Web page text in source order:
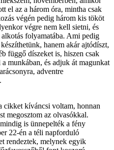
el az a három óra, mintha csak
végén pedig három kis tököt
végre nem kell sietni, és
folyamatába. Ami pedig
hanem akár ajtódíszt,
függő díszeket is, hiszen csak
munkában, és adjuk át magunkat
adventre
cikket kíváncsi voltam, honnan
megosztom az olvasókkal.
is ünnepelték a fény
22-én a téli napforduló
rendeztek, melynek egyik